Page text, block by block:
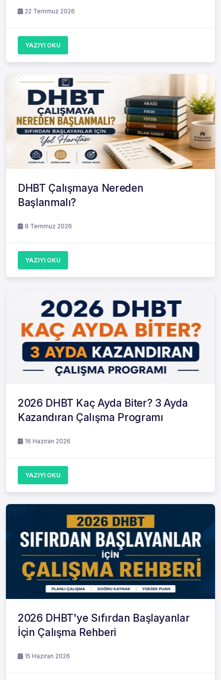
22 Temmuz 2026
YAZIYI OKU
DHBT Çalışmaya Nereden
Başlanmalı?
9 Temmuz 2026
YAZIYI OKU
2026 DHBT Kaç Ayda Biter? 3 Ayda
Kazandıran Çalışma Programı
16 Haziran 2026
YAZIYI OKU
2026 DHBT'ye Sıfırdan Başlayanlar
İçin Çalışma Rehberi
15 Haziran 2026